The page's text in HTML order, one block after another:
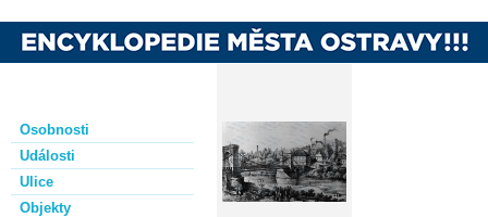
Osobnosti
Události
Ulice
Objekty